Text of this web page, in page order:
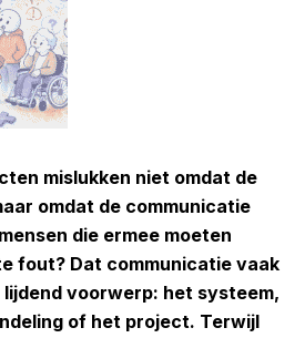
mislukken niet omdat de
omdat de communicatie
die ermee moeten
fout? Dat communicatie vaak
voorwerp: het systeem,
of het project. Terwijl